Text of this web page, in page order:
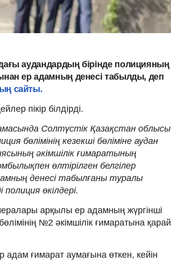
аудандардың бірінде полицияның
ер адамның денесі табылды, деп
сайты.
пікір білдірді.
Солтүстік Қазақстан облысы
бөлімінің кезекші бөліміне аудан
әкімшілік ғимаратының
өлтірілген белгілер
денесі табылғаны туралы
өкілдері.
арқылы ер адамның жүргінші
№2 әкімшілік ғимаратына қарай
ғимарат аумағына өткен, кейін